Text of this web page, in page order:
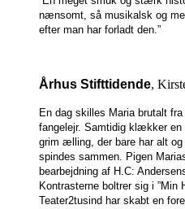
nænsomt, så musikalsk og
efter man har forladt den.”
Århus Stifttidende,
En dag skilles Maria brutalt
fangelejr. Samtidig klækker
grim ælling, der bare har alt
spindes sammen. Pigen
bearbejdning af H.C:
Kontrasterne boltrer sig i ”Min
Teater2tusind har skabt en